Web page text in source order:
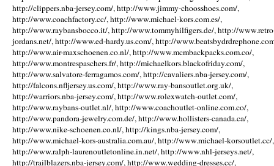
http://clippers.nba-jersey.com/, http://www.jimmy-choosshoes.com/,
http://www.coachfactory.cc/, http://www.michael-kors.com.es/,
http://www.raybansbocco.it/, http://www.tommyhilfigers.de/, http://
jordans.net/, http://www.ed-hardy.us.com/, http://
http://www.air-maxschoenen.co.nl/, http://www.mcmbackpacks.com.co/,
http://www.montrespaschers.fr/, http://michaelkors.blackofriday.com/,
http://www.salvatore-ferragamos.com/, http://cavaliers.nba-jersey.com/,
http://falcons.nfljersey.us.com/, http://www.ray-bansoutlet.org.uk/,
http://warriors.nba-jersey.com/, http://www.rolexwatch-outlet.com/,
http://www.raybans-outlet.nl/, http://www.coachoutlet-online.com.co/,
http://www.pandora-jewelry.com.de/, http://www.hollisters-canada.ca/,
http://www.nike-schoenen.co.nl/, http://kings.nba-jersey.com/,
http://www.michael-kors-australia.com.au/, http://www.michael-korsoutlet.cc/,
http://www.ralph-laurenoutletonline.in.net/, http://www.nhl-jerseys.net/,
http://trailblazers.nba-jersey.com/, http://www.wedding-dresses.cc/,